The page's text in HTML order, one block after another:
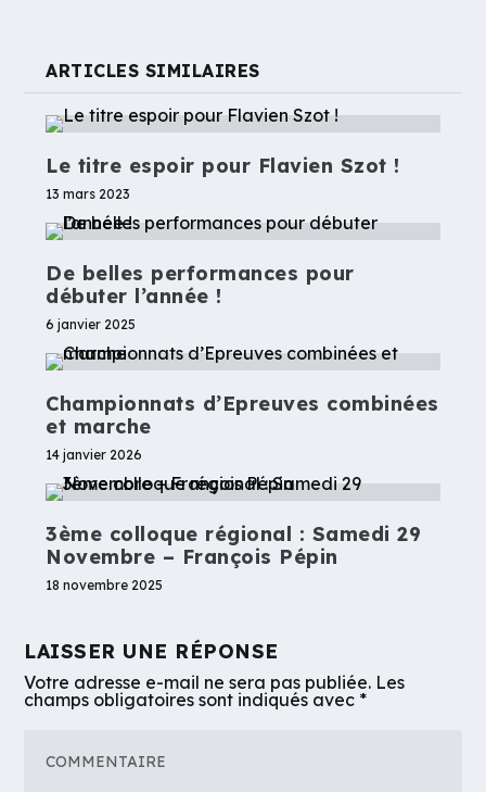
ARTICLES SIMILAIRES
Le titre espoir pour Flavien Szot !
13 mars 2023
De belles performances pour
débuter l’année !
6 janvier 2025
Championnats d’Epreuves combinées
et marche
14 janvier 2026
3ème colloque régional : Samedi 29
Novembre – François Pépin
18 novembre 2025
LAISSER UNE RÉPONSE
Votre adresse e-mail ne sera pas publiée. Les
champs obligatoires sont indiqués avec *